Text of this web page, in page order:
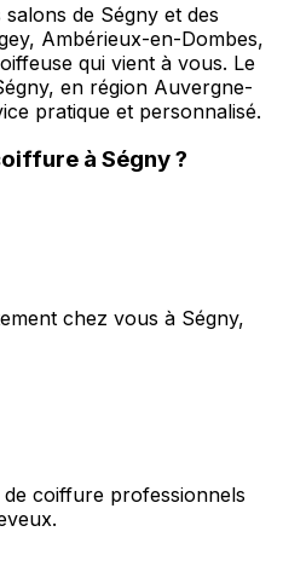
de Ségny et des
Ambérieux-en-Dombes,
qui vient à vous. Le
en région Auvergne-
pratique et personnalisé.
à Ségny?
chez vous à Ségny,
coiffure professionnels